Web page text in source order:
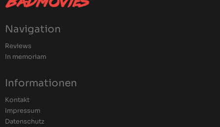
Navigation
Reviews
In memoriam
Informationen
Kontakt
Impressum
Datenschutz